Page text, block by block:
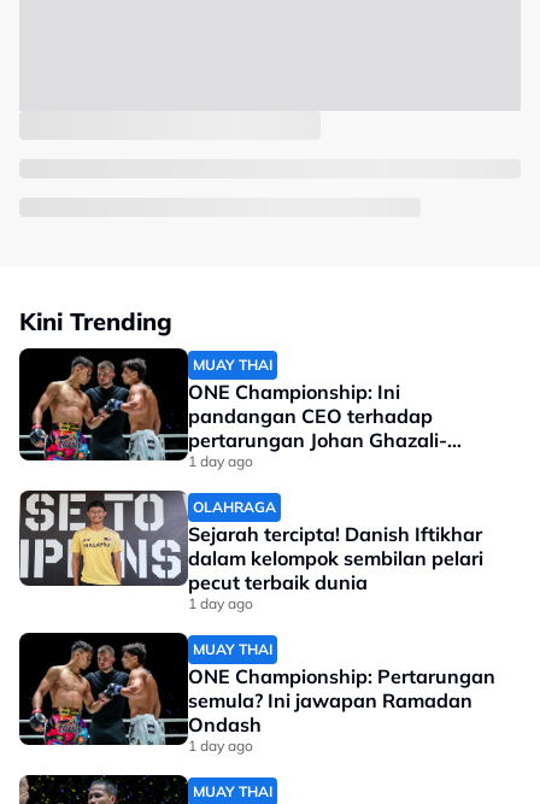
Kini Trending
MUAY THAI
ONE Championship: Ini
pandangan CEO terhadap
pertarungan Johan Ghazali-
Ramadan Ondash
1 day ago
OLAHRAGA
Sejarah tercipta! Danish Iftikhar
dalam kelompok sembilan pelari
pecut terbaik dunia
1 day ago
MUAY THAI
ONE Championship: Pertarungan
semula? Ini jawapan Ramadan
Ondash
1 day ago
MUAY THAI